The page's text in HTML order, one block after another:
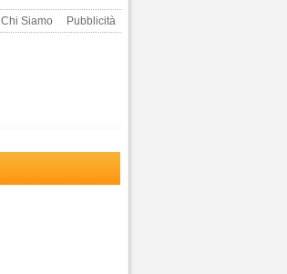
Chi Siamo Pubblicità